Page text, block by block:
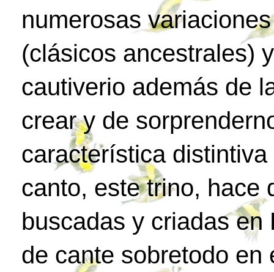
numerosas
(clásicos ancestrales)
cautiverio además de
crear y de
característica
canto, este trino, hace
buscadas y criadas
de cante sobretodo en